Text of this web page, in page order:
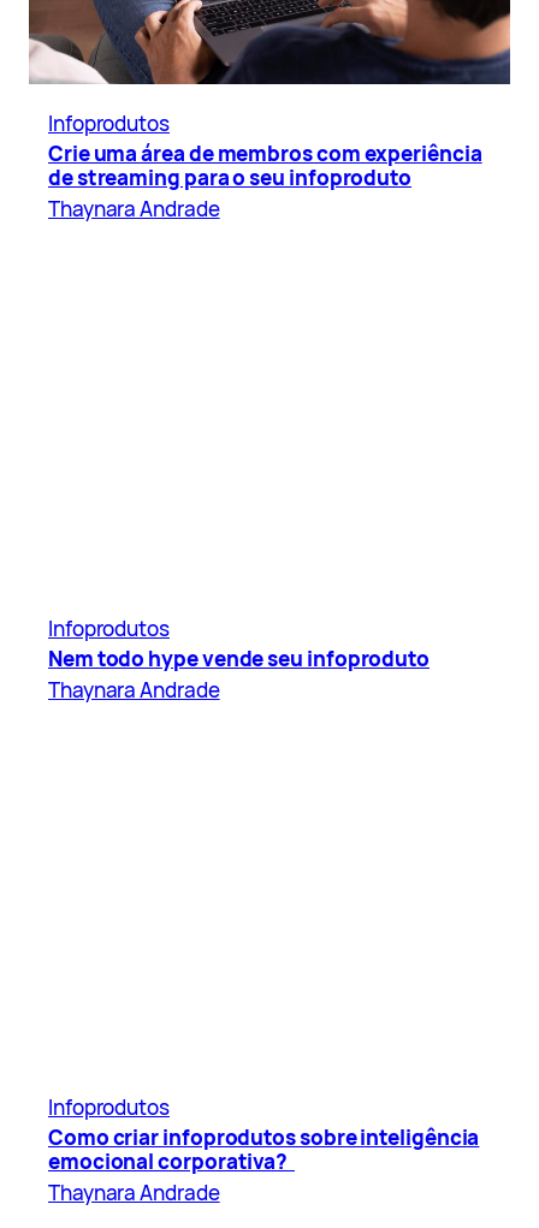
Infoprodutos
Crie uma área de membros com experiência
de streaming para o seu infoproduto
Thaynara Andrade
Infoprodutos
Nem todo hype vende seu infoproduto
Thaynara Andrade
Infoprodutos
Como criar infoprodutos sobre inteligência
emocional corporativa?
Thaynara Andrade